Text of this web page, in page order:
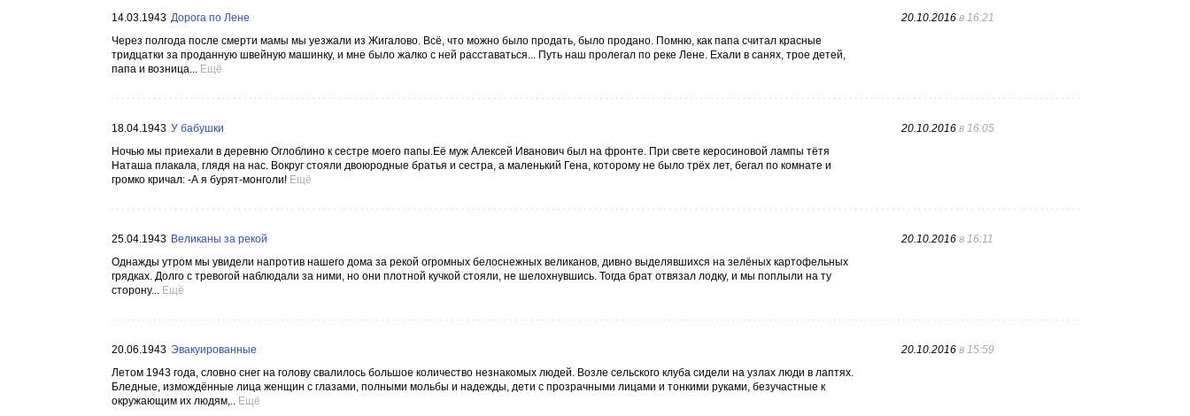
14.03.1943 Дорога по Лене
Через полгода после смерти мамы мы уезжали из Жигалово. Всё, что можно было продать, было продано. Помню, как папа считал красные
тридцатки за проданную швейную машинку, и мне было жалко с ней расставаться... Путь наш пролегал по реке Лене. Ехали в санях, трое детей,
папа и возница... Ещё
20.10.2016 в 16:21
18.04.1943 У бабушки
Ночью мы приехали в деревню Оглоблино к сестре моего папы.Её муж Алексей Иванович был на фронте. При свете керосиновой лампы тётя
Наташа плакала, глядя на нас. Вокруг стояли двоюродные братья и сестра, а маленький Гена, которому не было трёх лет, бегал по комнате и
громко кричал: -А я бурят-монголи! Ещё
20.10.2016 в 16:05
25.04.1943 Великаны за рекой
Однажды утром мы увидели напротив нашего дома за рекой огромных белоснежных великанов, дивно выделявшихся на зелёных картофельных
грядках. Долго с тревогой наблюдали за ними, но они плотной кучкой стояли, не шелохнувшись. Тогда брат отвязал лодку, и мы поплыли на ту
сторону... Ещё
20.10.2016 в 16:11
20.06.1943 Эвакуированные
Летом 1943 года, словно снег на голову свалилось большое количество незнакомых людей. Возле сельского клуба сидели на узлах люди в лаптях.
Бледные, измождённые лица женщин с глазами, полными мольбы и надежды, дети с прозрачными лицами и тонкими руками, безучастные к
окружающим их людям,.. Ещё
20.10.2016 в 15:59